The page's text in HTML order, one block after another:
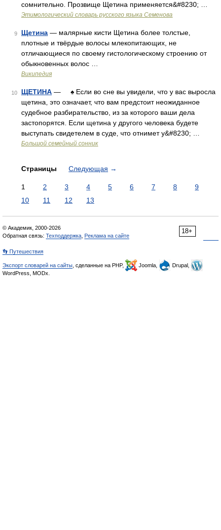
сомнительно. Прозвище Щетина применяется&#8230; …
Этимологический словарь русского языка Семенова
9 Щетина — малярные кисти Щетина более толстые,
плотные и твёрдые волосы млекопитающих, не
отличающиеся по своему гистологическому строению от
обыкновенных волос …
Википедия
10 ЩЕТИНА — ♠ Если во сне вы увидели, что у вас выросла
щетина, это означает, что вам предстоит неожиданное
судебное разбирательство, из за которого ваши дела
застопорятся. Если щетина у другого человека будете
выступать свидетелем в суде, что отнимет у&#8230; …
Большой семейный сонник
Страницы Следующая →
1 2 3 4 5 6 7 8
9
10
11 12 13
18+
© Академик, 2000-2026
Обратная связь: Техподдержка Реклама на сайте
👣 Путешествия
Экспорт словарей на сайты , сделанные на PHP, Joomla,
Drupal,
WordPress, MODx.